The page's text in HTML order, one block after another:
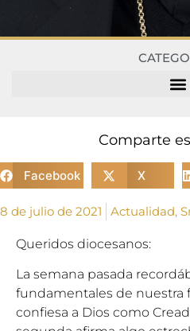
Comparte
Facebook X
8 de julio de 2021 Actualidad,
Queridos diocesanos:
La semana pasada
fundamentales de nuestra
confiesa a Dios como